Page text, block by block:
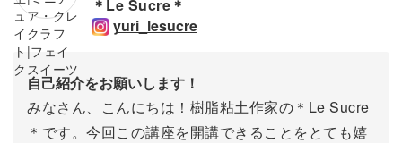
＊Le Sucre＊
yuri_lesucre
自己紹介をお願いします！
みなさん、こんにちは！樹脂粘土作家の＊Le Sucre
＊です。今回この講座を開講できることをとても嬉